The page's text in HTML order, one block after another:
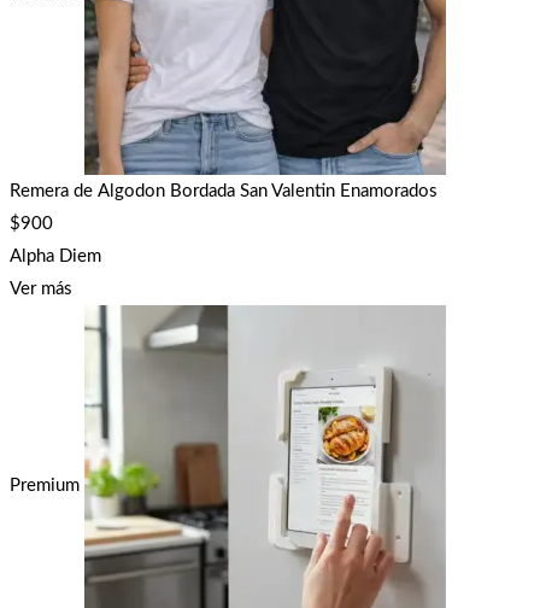
Remera de Algodon Bordada San Valentin Enamorados
$900
Alpha Diem
Ver más
Premium